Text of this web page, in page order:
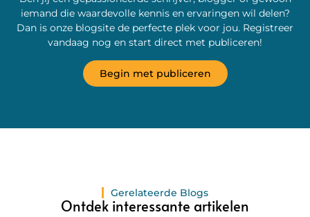
iemand die waardevolle kennis en ervaringen wil delen?
Dan is onze blogsite de perfecte plek voor jou. Registreer
vandaag nog en start direct met publiceren!
Begin met publiceren
Gerelateerde Blogs
Ontdek interessante artikelen